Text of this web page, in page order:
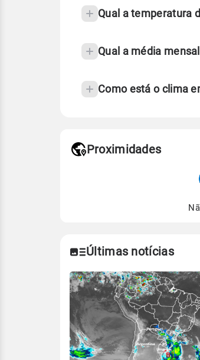
temperatura
Qual a temperatura
Qual a média
Como está o clima
de Tempo e
Proximidades
Últimas notícias